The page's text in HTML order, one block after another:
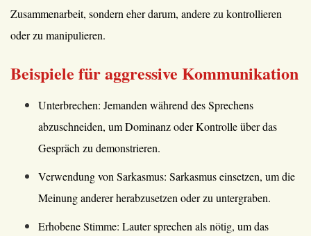
Zusammenarbeit, sondern eher darum, andere zu kontrollieren
oder zu manipulieren.
Beispiele für aggressive Kommunikation
Unterbrechen: Jemanden während des Sprechens
abzuschneiden, um Dominanz oder Kontrolle über das
Gespräch zu demonstrieren.
Verwendung von Sarkasmus: Sarkasmus einsetzen, um die
Meinung anderer herabzusetzen oder zu untergraben.
Erhobene Stimme: Lauter sprechen als nötig, um das